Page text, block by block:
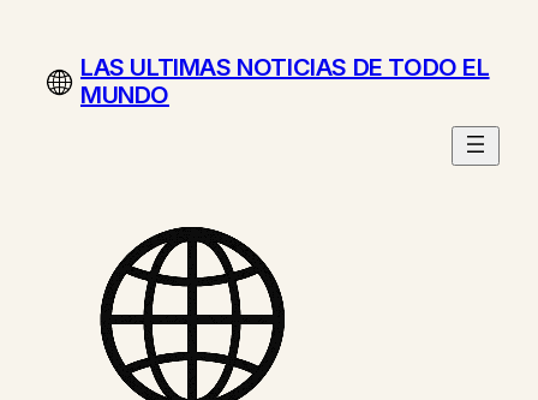
contenidoLAS ULTIMAS NOTICIAS DE TODO EL
MUNDO